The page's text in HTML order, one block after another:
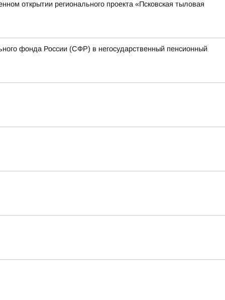
открытии регионального проекта «Псковская тыловая
фонда России (СФР) в негосударственный пенсионный